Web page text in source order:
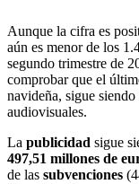
Aunque la cifra es
aún es menor de los
segundo trimestre de
comprobar que el
navideña, sigue
audiovisuales.
La publicidad sigue
497,51 millones de
de las subvenciones